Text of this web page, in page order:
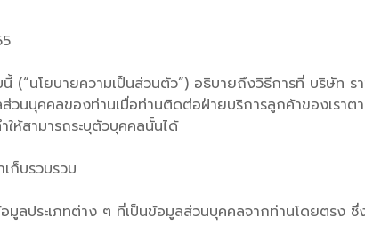
(“นโยบายความเป็นส่วนตัว”) อธิบายถึงวิธีการที่ บริษัท รา
ส่วนบุคคลของท่านเมื่อท่านติดต่อฝ่ายบริการลูกค้าของเ
ห้สามารถระบุตัวบุคคลนั้นได้
ก็บรวบรวม
ข้อมูลประเภทต่าง ๆ ที่เป็นข้อมูลส่วนบุคคลจากท่านโดยตร